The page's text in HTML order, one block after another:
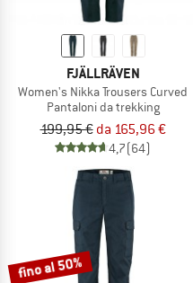
FJÄLLRÄVEN
Women's Nikka Trousers Curved
Pantaloni da trekking
199,95 € da 165,96 €
4,7(64)
fino al 50%